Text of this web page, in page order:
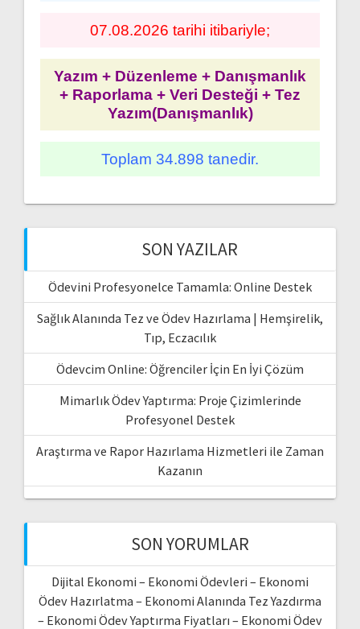
07.08.2026 tarihi itibariyle;
Yazım + Düzenleme + Danışmanlık
+ Raporlama + Veri Desteği + Tez
Yazım(Danışmanlık)
Toplam 34.898 tanedir.
SON YAZILAR
Ödevini Profesyonelce Tamamla: Online Destek
Sağlık Alanında Tez ve Ödev Hazırlama | Hemşirelik,
Tıp, Eczacılık
Ödevcim Online: Öğrenciler İçin En İyi Çözüm
Mimarlık Ödev Yaptırma: Proje Çizimlerinde
Profesyonel Destek
Araştırma ve Rapor Hazırlama Hizmetleri ile Zaman
Kazanın
SON YORUMLAR
Dijital Ekonomi – Ekonomi Ödevleri – Ekonomi
Ödev Hazırlatma – Ekonomi Alanında Tez Yazdırma
– Ekonomi Ödev Yaptırma Fiyatları – Ekonomi Ödev